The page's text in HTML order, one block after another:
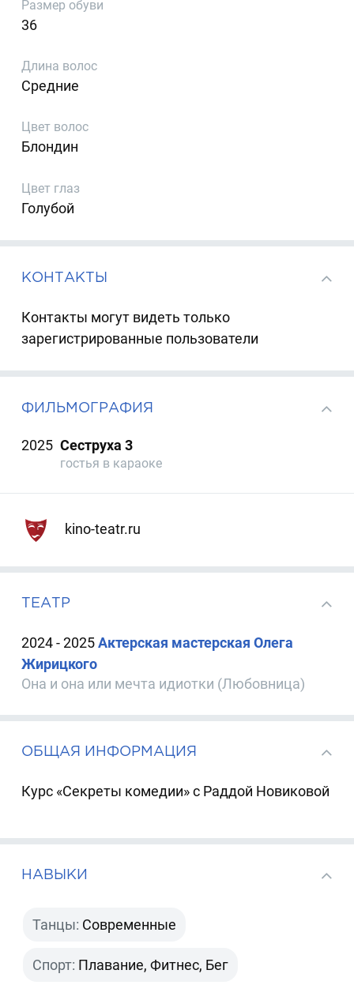
Размер обуви
36
Длина волос
Средние
Цвет волос
Блондин
Цвет глаз
Голубой
КОНТАКТЫ
Контакты могут видеть только
зарегистрированные пользователи
ФИЛЬМОГРАФИЯ
2025 Сеструха 3
гостья в караоке
kino-teatr.ru
ТЕАТР
2024 - 2025Актерская мастерская Олега
Жирицкого
Она и она или мечта идиотки (Любовница)
ОБЩАЯ ИНФОРМАЦИЯ
Курс «Секреты комедии» с Раддой Новиковой
НАВЫКИ
Танцы: Современные
Спорт: Плавание, Фитнес, Бег